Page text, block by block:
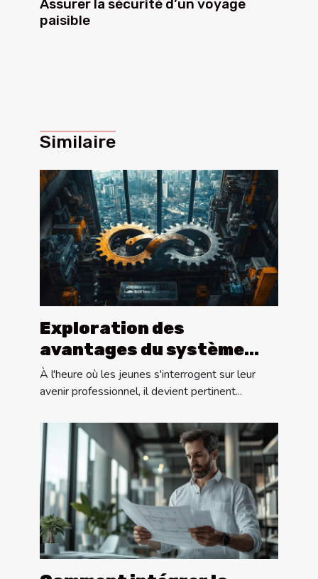
Assurer la sécurité d’un voyage
paisible
Similaire
Exploration des
avantages du système
dual pour les carrières
futures
À l'heure où les jeunes s'interrogent sur leur
avenir professionnel, il devient pertinent...